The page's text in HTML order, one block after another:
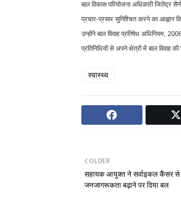
बाल विकास परियोजना अधिकारी जितेंद्र
प्रचार-प्रसार सुनिश्चित करने का आह्वान
उन्होंने बाल विवाह प्रतिषेध अधिनियम,
प्रतिनिधियों से अपने क्षेत्रों में बाल
स्वास्थ्य
OLDER
सहायक आयुक्त ने सर्वाइकल कैंसर से
जनजागरूकता बढ़ाने पर दिया बल